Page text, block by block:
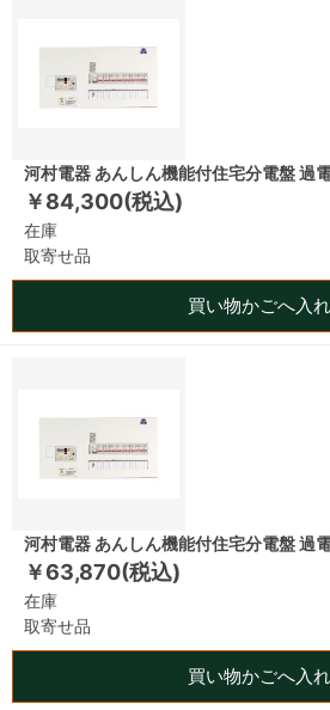
河村電器 あんしん機能付住宅分電盤 過
￥84,300(税込)
在庫
取寄せ品
買い物かごへ入
河村電器 あんしん機能付住宅分電盤 過
￥63,870(税込)
在庫
取寄せ品
買い物かごへ入